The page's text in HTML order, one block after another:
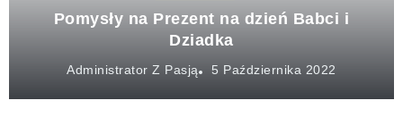
Pomysły na Prezent na dzień Babci i
Dziadka
Administrator Z Pasją